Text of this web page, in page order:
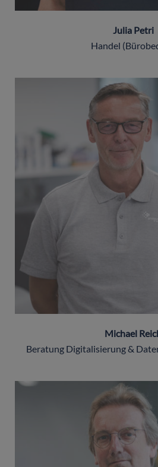
Julia Petri
Handel
Michael
Beratung Digitalisierung &